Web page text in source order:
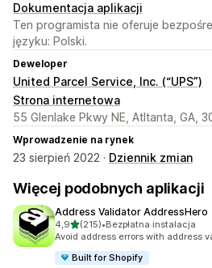
Dokumentacja aplikacji
Ten programista nie oferuje
języku: Polski.
Deweloper
United Parcel Service, Inc. (“UPS”)
Strona internetowa
55 Glenlake Pkwy NE, Atltanta, GA,
Wprowadzenie na rynek
23 sierpień 2022 · Dziennik zmian
Więcej podobnych aplikacji
Address Validator AddressHero
4,9na 5 gwiazdek
(215)
Łączna liczba recenzji: 215
•Bezpłatna instalacja
Avoid address errors with address
Built for Shopify